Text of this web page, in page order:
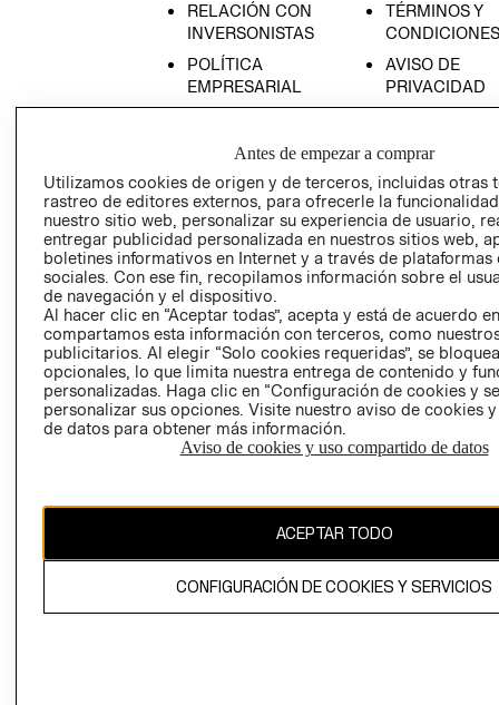
RELACIÓN CON
INVERSONISTAS
POLÍTICA
EMPRESARIAL
TÉRMINOS Y
CONDICIONES
AVISO DE
PRIVACIDAD
AVISO DE
LIBRO DE
Ecuador ($)
CAMBIAR REGIÓN
propiedad de H&M Hennes & Mauritz AB.
Antes de empezar a comprar
Utilizamos cookies de origen y de terceros, incluidas otras
rastreo de editores externos, para ofrecerle la
nuestro sitio web, personalizar su experiencia de usuario,
entregar publicidad personalizada en nuestros sitios web,
boletines informativos en Internet y a través de plataformas
sociales. Con ese fin, recopilamos información sobre el
de navegación y el dispositivo.
Al hacer clic en “Aceptar todas”, acepta y está de acuerdo
compartamos esta información con terceros, como
publicitarios. Al elegir “Solo cookies requeridas”, se
opcionales, lo que limita nuestra entrega de contenido y
personalizadas. Haga clic en “Configuración de cookies y
personalizar sus opciones. Visite nuestro aviso de cookies
de datos para obtener más información.
Aviso de cookies y uso compartido de datos
ACEPTAR TODO
CONFIGURACIÓN DE COOKIES Y SERVICIOS